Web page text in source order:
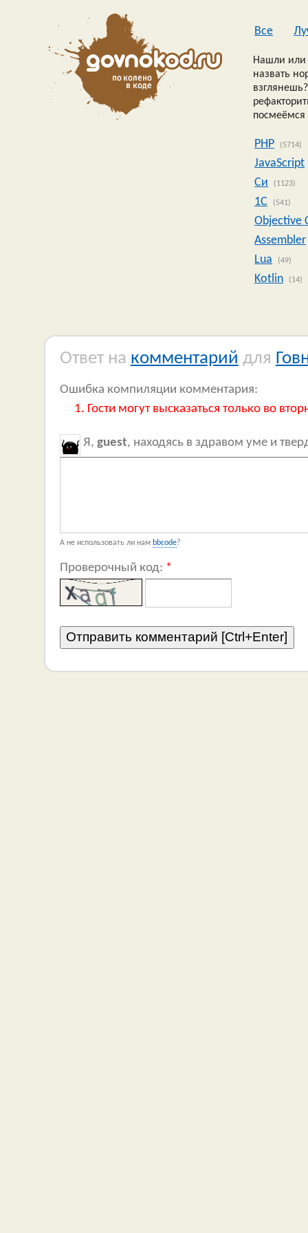
Все
Нашли или
назвать
посмеёмся
PHP (5714)
JavaScript
Си
(1123)
1C (541)
Objective
Assembler
Lua
(49)
Kotlin (14)
Ответ на комментарий для
Ошибка компиляции комментария:
Гости могут высказаться только во
Я, guest, находясь в здравом уме и
А не использовать ли нам bbcode?
Проверочный код: *